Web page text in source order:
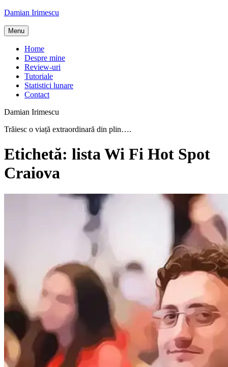
Skip
content
Damian Irimescu
Menu
Home
Despre mine
Review-uri
Tutoriale
Statistici lunare
Contact
Damian Irimescu
Trăiesc o viață extraordinară din plin….
Etichetă: lista Wi Fi Hot Spot
Craiova